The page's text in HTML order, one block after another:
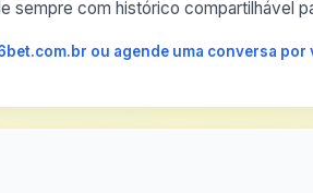
sempre com histórico compartilhável
ou agende uma conversa por